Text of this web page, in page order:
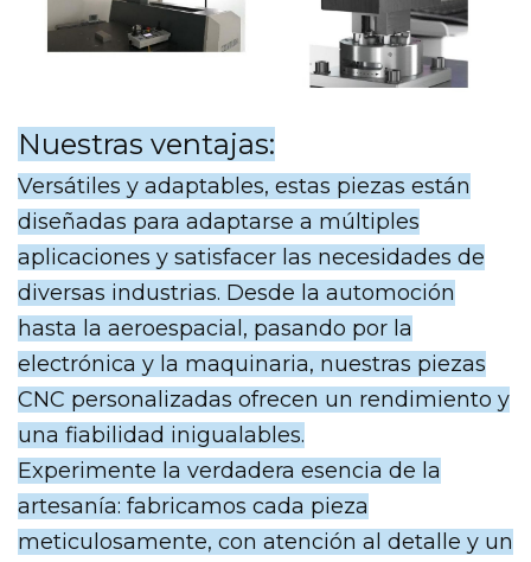
Nuestras ventajas:
Versátiles y adaptables, estas piezas están
diseñadas para adaptarse a múltiples
aplicaciones y satisfacer las necesidades de
diversas industrias. Desde la automoción
hasta la aeroespacial, pasando por la
electrónica y la maquinaria, nuestras piezas
CNC personalizadas ofrecen un rendimiento y
una fiabilidad inigualables.
Experimente la verdadera esencia de la
artesanía: fabricamos cada pieza
meticulosamente, con atención al detalle y un